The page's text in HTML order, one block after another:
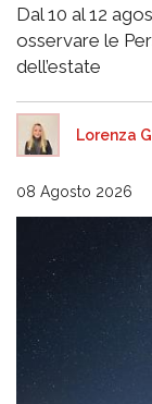
Dal 10 al 12
osservare le
dell’estate
Lorenza
08 Agosto 2026